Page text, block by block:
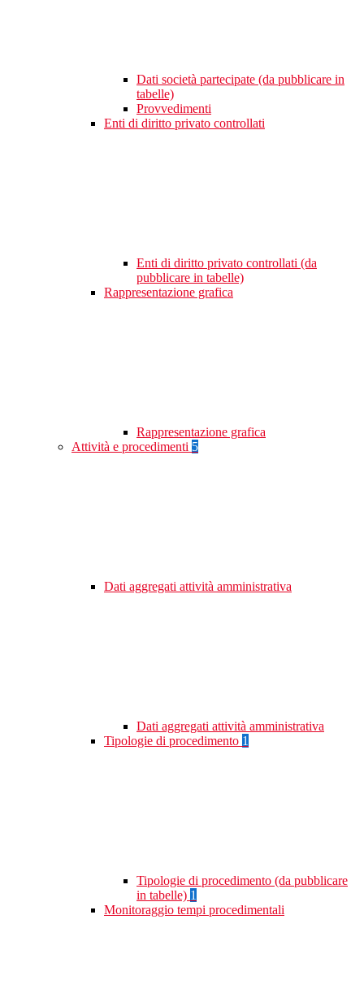
Dati società partecipate (da pubblicare in
tabelle)
Provvedimenti
Enti di diritto privato controllati
Enti di diritto privato controllati (da
pubblicare in tabelle)
Rappresentazione grafica
Rappresentazione grafica
Attività e procedimenti 5
Dati aggregati attività amministrativa
Dati aggregati attività amministrativa
Tipologie di procedimento 1
Tipologie di procedimento (da pubblicare
in tabelle) 1
Monitoraggio tempi procedimentali